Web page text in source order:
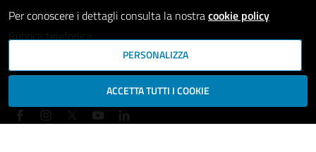
Whistleblowing
Rubrica telefonica
SEGUICI SU
Per conoscere i dettagli consulta la nostracookie policy
PERSONALIZZA
ACCETTA TUTTI I COOKIE